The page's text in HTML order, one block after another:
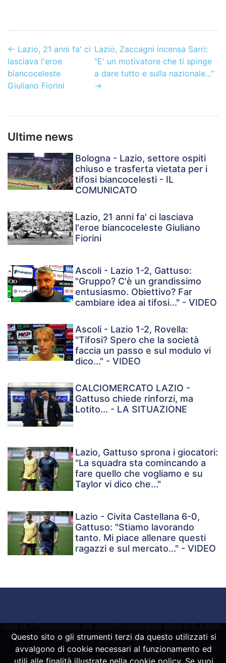
← Lazio, 21 anni fa' ci
lasciava l'eroe
biancoceleste
Giuliano Fiorini
Lazio, Zaccagni incensa Sarri:
"E' un motivatore che ti spinge
a dare tutto e sulla nazionale..."
→
Ultime news
Bologna - Lazio, settore ospiti
chiuso e trasferta vietata per i
tifosi biancocelesti - IL
COMUNICATO
Lazio, 21 anni fa' ci lasciava
l'eroe biancoceleste Giuliano
Fiorini
Ascoli - Lazio 1-2, Gattuso:
"Gruppo? C'è un grandissimo
entusiasmo. Obiettivo? Far
cambiare idea ai tifosi..." - VIDEO
Ascoli - Lazio 1-2, Rovella:
"Tifosi? Spero che la società
faccia un passo e sul modulo vi
dico..." - VIDEO
CALCIOMERCATO LAZIO -
Gattuso chiede rinforzi, ma
Lotito... - LA SITUAZIONE
Lazio, Gattuso sprona i giocatori:
"La squadra sta comincando a
fare quello che vogliamo e su
Taylor vi dico che..."
Lazio - Civita Castellana 6-0,
Gattuso: "Stiamo lavorando
tanto. Mi piace allenare questi
ragazzi e sul mercato..." - VIDEO
Sito di informazione ed approfondimento sulla S.S. Lazio.
Diretto da Franco Capodaglio
Questo sito o gli strumenti terzi da questo utilizzati si
avvalgono di cookie necessari al funzionamento ed
utili alle finalità illustrate nella cookie policy. Se vuoi